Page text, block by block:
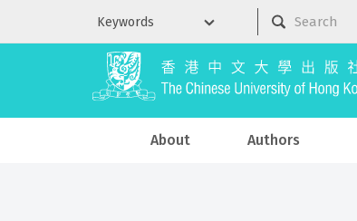
About Authors